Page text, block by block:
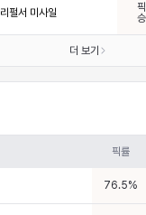
리펄서 미사일
더 보기
픽률
76.5%